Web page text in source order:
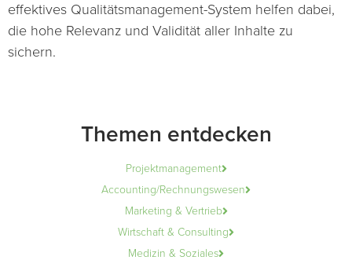
effektives Qualitätsmanagement-System helfen dabei,
die hohe Relevanz und Validität aller Inhalte zu
sichern.
Themen entdecken
Projektmanagement
Accounting/Rechnungswesen
Marketing & Vertrieb
Wirtschaft & Consulting
Medizin & Soziales